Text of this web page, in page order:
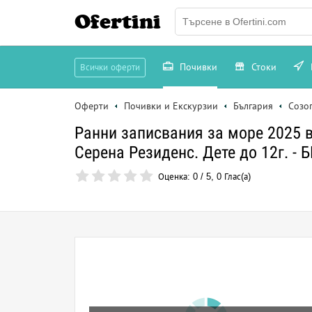
Ofertini
Всички оферти Почивки Стоки
Оферти Почивки и Екскурзии България
Ранни записвания за море 2025
Серена Резиденс. Дете до 12г. -
Оценка: 0 / 5, 0 Глас(а)